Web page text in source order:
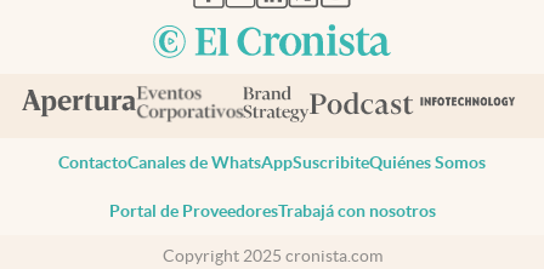
ContactoCanales de WhatsAppSuscribiteQuiénes Somos
Portal de ProveedoresTrabajá con nosotros
Copyright 2025 cronista.com